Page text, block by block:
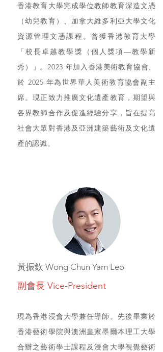
香港教育大學完成學位教師教育深造文憑
（幼兒教育）、加拿大維多利亞大學文化
資源管理文憑課程。曾獲香港教育大學
「校長卓越教學獎（個人獎項—教學新
秀）」。2023 年加入香港美術教育協會、
於 2025 年為世界華人美術教育協會副主
席。現正致力推廣文化遺產教育，期望與
各界教師合作及促進經驗分享，旨在提高
社會大眾對香港及亞洲建築藝術及文化遺
產的認識。
黃振欽 Wong Chun Yam Leo
副會長 Vice-President
現為香港浸會大學兼任導師。先後畢業於
香港藝術學院與澳洲皇家墨爾本理工大學
合辦之藝術學士課程及浸會大學視覺藝術